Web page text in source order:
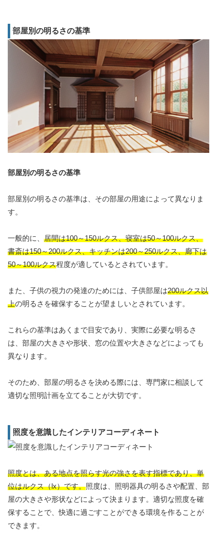
部屋別の明るさの基準
部屋別の明るさの基準
部屋別の明るさの基準は、その部屋の用途によって異なりま
す。
一般的に、 居間は100～150ルクス、寝室は50～100ルクス、
書斎は150～200ルクス、キッチンは200～250ルクス、廊下は
50～100ルクス程度が適しているとされています。
また、子供の視力の発達のためには、子供部屋は200ルクス以
上の明るさを確保することが望ましいとされています。
これらの基準はあくまで目安であり、実際に必要な明るさ
は、部屋の大きさや形状、窓の位置や大きさなどによっても
異なります。
そのため、部屋の明るさを決める際には、専門家に相談して
適切な照明計画を立てることが大切です。
照度を意識したインテリアコーディネート
照度とは、ある地点を照らす光の強さを表す指標であり、単
位はルクス（lx）です。照度は、照明器具の明るさや配置、部
屋の大きさや形状などによって決まります。適切な照度を確
保することで、快適に過ごすことができる環境を作ることが
できます。